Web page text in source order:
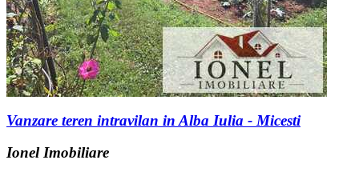
Vanzare teren intravilan in Alba Iulia - Micesti
Ionel Imobiliare